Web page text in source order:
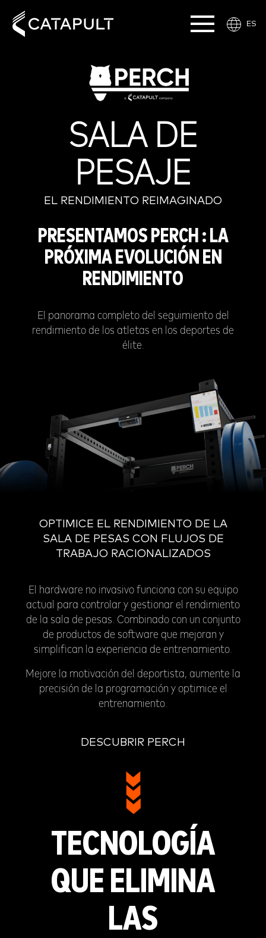
ES
SALA DE
PESAJE
EL RENDIMIENTO REIMAGINADO
PRESENTAMOS PERCH : LA
PRÓXIMA EVOLUCIÓN EN
RENDIMIENTO
El panorama completo del seguimiento del
rendimiento de los atletas en los deportes de
élite.
OPTIMICE EL RENDIMIENTO DE LA
SALA DE PESAS CON FLUJOS DE
TRABAJO RACIONALIZADOS
El hardware no invasivo funciona con su equipo
actual para controlar y gestionar el rendimiento
de la sala de pesas. Combinado con un conjunto
de productos de software que mejoran y
simplifican la experiencia de entrenamiento.
Mejore la motivación del deportista, aumente la
precisión de la programación y optimice el
entrenamiento.
DESCUBRIR PERCH
TECNOLOGÍA
QUE ELIMINA
LAS